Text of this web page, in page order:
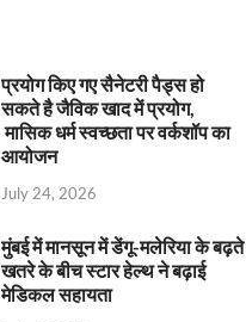
प्रयोग किए गए सैनेटरी पैड्स हो
सकते है जैविक खाद में प्रयोग,
मासिक धर्म स्वच्छता पर वर्कशॉप का
आयोजन
July 24, 2026
मुंबई में मानसून में डेंगू-मलेरिया के बढ़ते
खतरे के बीच स्टार हेल्थ ने बढ़ाई
मेडिकल सहायता